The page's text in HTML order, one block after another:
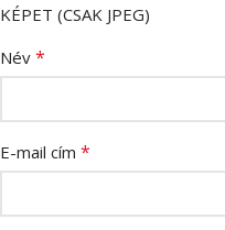
KÉPET (CSAK JPEG)
Név *
E-mail cím *